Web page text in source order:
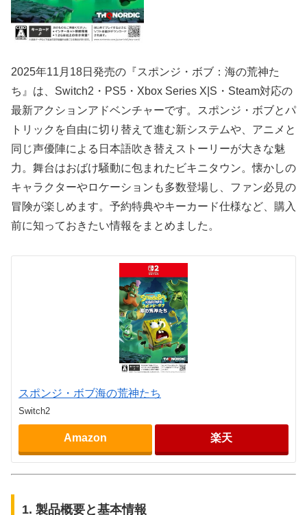
2025年11月18日発売の『スポンジ・ボブ：海の荒神た
ち』は、Switch2・PS5・Xbox Series X|S・Steam対応の
最新アクションアドベンチャーです。スポンジ・ボブとパ
トリックを自由に切り替えて進む新システムや、アニメと
同じ声優陣による日本語吹き替えストーリーが大きな魅
力。舞台はおばけ騒動に包まれたビキニタウン。懐かしの
キャラクターやロケーションも多数登場し、ファン必見の
冒険が楽しめます。予約特典やキーカード仕様など、購入
前に知っておきたい情報をまとめました。
スポンジ・ボブ海の荒神たち
Switch2
Amazon 楽天
1. 製品概要と基本情報